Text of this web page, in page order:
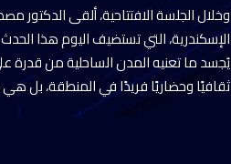
وخلال الجلسة الافتتاحية، ألقى
الإسكندرية، التي تستضيف اليوم هذا الحدث
يُجسد ما تعنيه المدن الساحلية من قدرة
ثقافيًا وحضاريًا فريدًا في المنطقة، بل